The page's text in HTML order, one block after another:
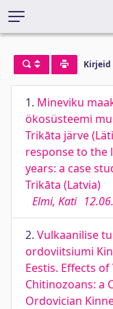
Kirjeid
1. Mineviku
ökosüsteemi
Trikāta järve
response to the
years: a case
Trikāta (Latvia)
Elmi, Kati
2. Vulkaanilise
ordoviitsiumi
Eestis. Effects
Chitinozoans: a
Ordovician